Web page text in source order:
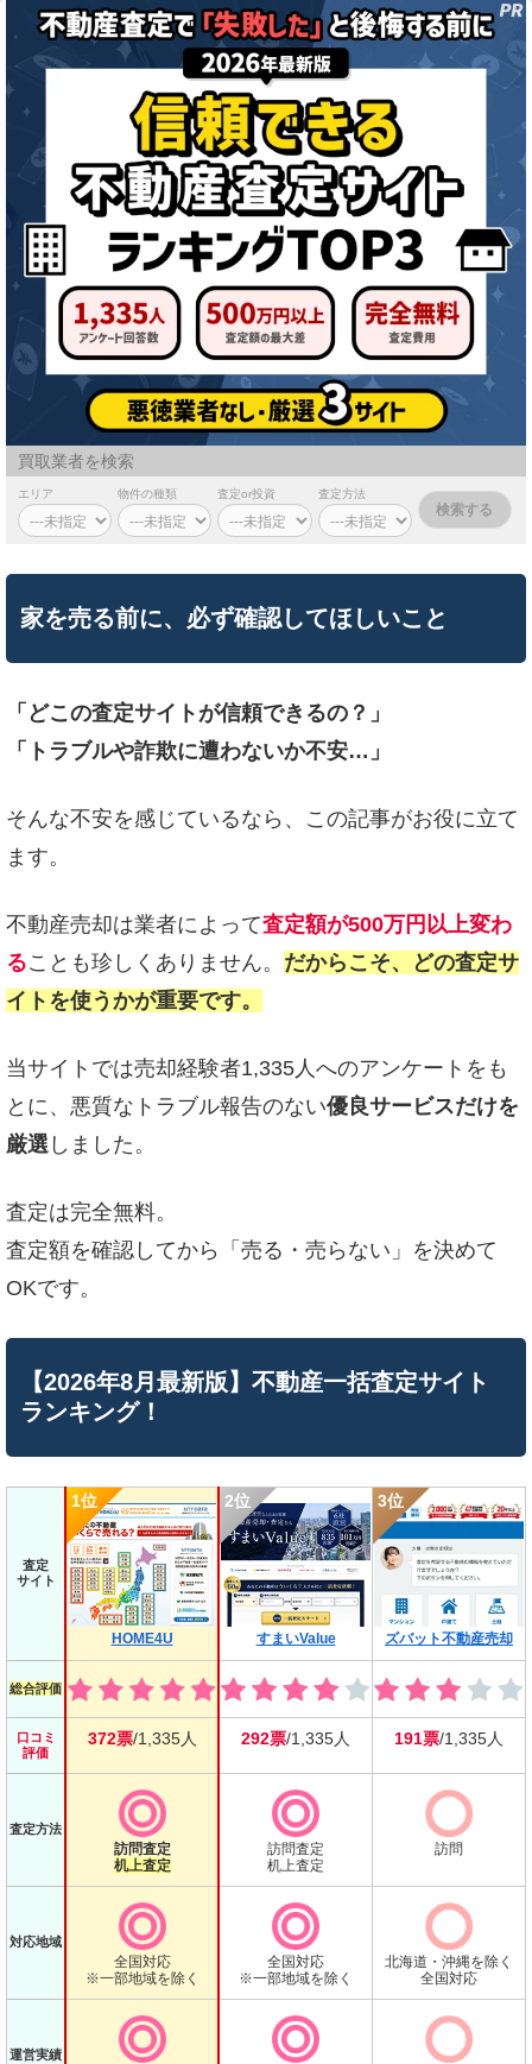
買取業者を検索
エリア 物件の種類 査定or投資 査定方法
家を売る前に、必ず確認してほしいこと
「どこの査定サイトが信頼できるの？」
「トラブルや詐欺に遭わないか不安…」
そんな不安を感じているなら、この記事がお役に立て
ます。
不動産売却は業者によって査定額が500万円以上変わ
ることも珍しくありません。 だからこそ、どの査定サ
イトを使うかが重要です。
当サイトでは売却経験者1,335人へのアンケートをも
とに、悪質なトラブル報告のない優良サービスだけを
厳選 しました。
査定は完全無料。
査定額を確認してから「売る・売らない」を決めて
OKです。
【2026年8月最新版】不動産一括査定サイト
ランキング！
査定
サイト
HOME4U すまいValue ズバット不動産売却
総合評価
口コミ
評価
372票/1,335人 292票/1,335人 191票/1,335人
査定方法
訪問査定
机上査定
訪問査定
机上査定
訪問
対応地域
全国対応
※一部地域を除く
全国対応
※一部地域を除く
北海道・沖縄を除く
全国対応
運営実績